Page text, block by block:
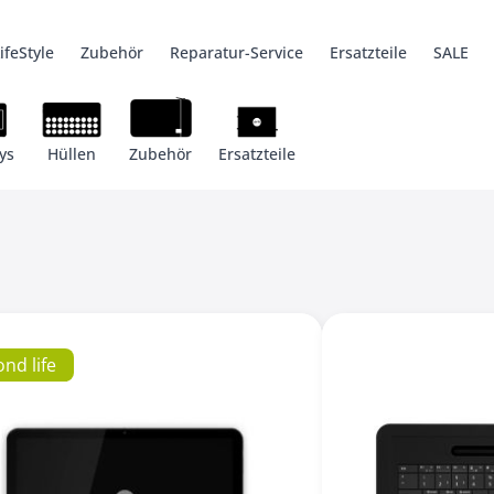
Hüllen Zubehör Ersatzteile
Hüllen Zubehör Ersatzteile
Pro
Zubehör
Kabel + Adapter Werkzeug iSaver
Reparatur-Service Ersatzteile
SHIFT5me SHIFTbook 1 SHIFTsound
SALE
life